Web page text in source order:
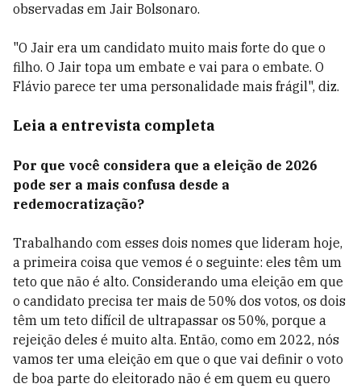
observadas em Jair Bolsonaro.
"O Jair era um candidato muito mais forte do que o
filho. O Jair topa um embate e vai para o embate. O
Flávio parece ter uma personalidade mais frágil", diz.
Leia a entrevista completa
Por que você considera que a eleição de 2026
pode ser a mais confusa desde a
redemocratização?
Trabalhando com esses dois nomes que lideram hoje,
a primeira coisa que vemos é o seguinte: eles têm um
teto que não é alto. Considerando uma eleição em que
o candidato precisa ter mais de 50% dos votos, os dois
têm um teto difícil de ultrapassar os 50%, porque a
rejeição deles é muito alta. Então, como em 2022, nós
vamos ter uma eleição em que o que vai definir o voto
de boa parte do eleitorado não é em quem eu quero